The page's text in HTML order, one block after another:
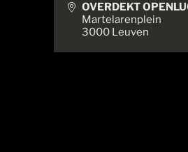
OVERDEKT
Martelarenplein
3000 Leuven